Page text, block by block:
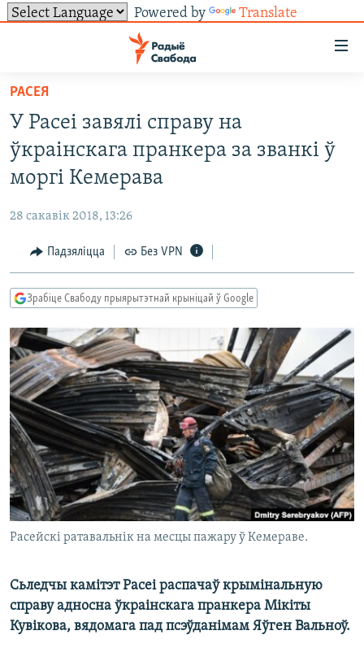
Powered by Translate
ўнівэрсальнага
доступу
Перайсьці
да
галоўнага
зьместу
Перайсьці
да
навігацыі
Перайсьці
да
ВІДЭА І ФОТА
ЭКАНОМІКА
ПАЛІТВЯЗЬНІ
КУЛЬТУРА
КАЛЯНДАР
ТЭСТЫ
ГІСТОРЫЯ НА СВАБОДЗЕ
ПАДКАСТЫ
PREMIUM
МОВА
НА ХВАЛЯХ СВАБОДЫ
СУВЯЗЬ
ПАДЗЯЛІЦЦА ІНФАРМАЦЫЯЙ
ПАДКАСТЫ
Усе сайты РС/РСЭ
РАСЕЯ
У Расеі завялі справу на
ўкраінскага пранкера за званкі ў
моргі Кемерава
28 сакавік 2018, 13:26
Падзяліцца Без VPN
Зрабіце Свабоду прыярытэтнай крыніцай ў Google
Расейскі ратавальнік на месцы пажару ў Кемераве.
Сьледчы камітэт Расеі распачаў крымінальную
справу адносна ўкраінскага пранкера Мікіты
Кувікова, вядомага пад псэўданімам Яўген Вальноў.